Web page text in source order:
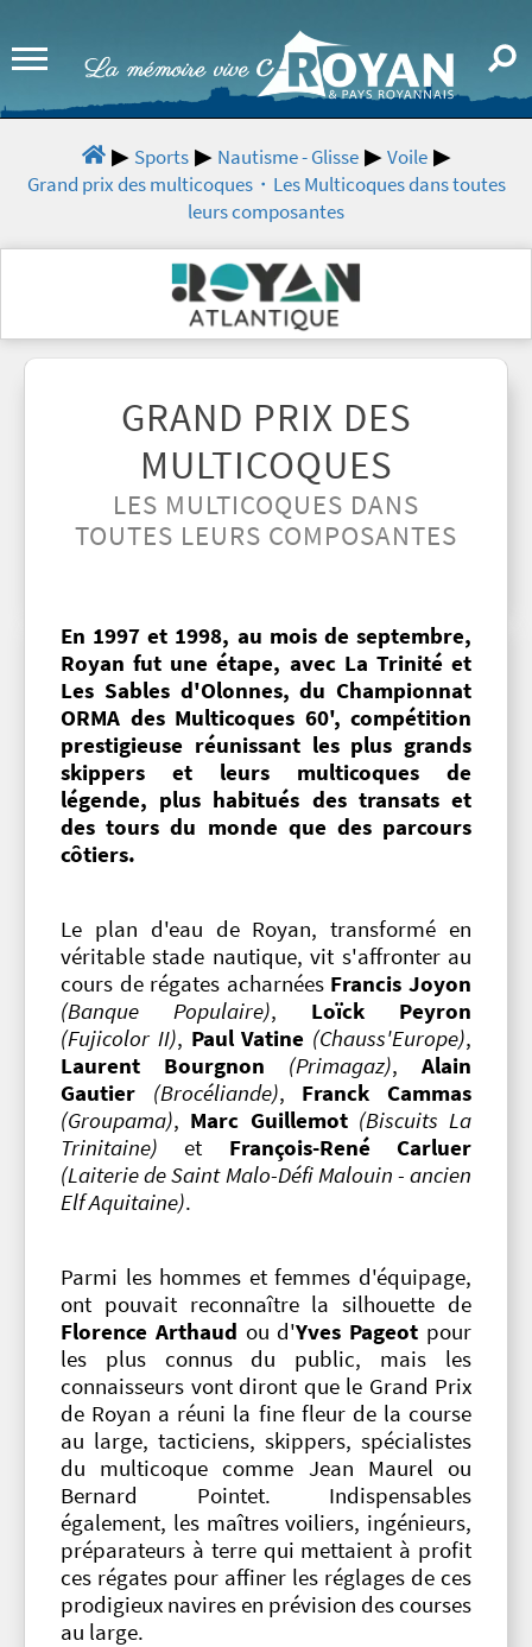
Sports Nautisme - Glisse
Voile
Grand prix des multicoques・Les Multicoques dans toutes
leurs composantes
GRAND PRIX DES
MULTICOQUES
LES MULTICOQUES DANS
TOUTES LEURS COMPOSANTES
En 1997 et 1998, au mois de septembre,
Royan fut une étape, avec La Trinité et
Les Sables d'Olonnes, du Championnat
ORMA des Multicoques 60', compétition
prestigieuse réunissant les plus grands
skippers et leurs multicoques de
légende, plus habitués des transats et
des tours du monde que des parcours
côtiers.
Le plan d'eau de Royan, transformé en
véritable stade nautique, vit s'affronter au
cours de régates acharnées Francis Joyon
(Banque Populaire), Loïck Peyron
(Fujicolor II), Paul Vatine (Chauss'Europe),
Laurent Bourgnon
(Primagaz), Alain
Gautier
(Brocéliande), Franck Cammas
(Groupama), Marc Guillemot (Biscuits La
Trinitaine) et François-René Carluer
(Laiterie de Saint Malo-Défi Malouin - ancien
Elf Aquitaine).
Parmi les hommes et femmes d'équipage,
ont pouvait reconnaître la silhouette de
Florence Arthaud ou d'Yves Pageot pour
les plus connus du public, mais les
connaisseurs vont diront que le Grand Prix
de Royan a réuni la fine fleur de la course
au large, tacticiens, skippers, spécialistes
du multicoque comme Jean Maurel ou
Bernard Pointet. Indispensables
également, les maîtres voiliers, ingénieurs,
préparateurs à terre qui mettaient à profit
ces régates pour affiner les réglages de ces
prodigieux navires en prévision des courses
au large.